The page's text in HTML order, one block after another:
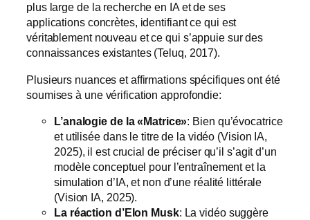
plus large de la recherche en IA et de ses
applications concrètes, identifiant ce qui est
véritablement nouveau et ce qui s’appuie sur des
connaissances existantes (Teluq, 2017).
Plusieurs nuances et affirmations spécifiques ont été
soumises à une vérification approfondie:
L’analogie de la «Matrice»: Bien qu’évocatrice
et utilisée dans le titre de la vidéo (Vision IA,
2025), il est crucial de préciser qu’il s’agit d’un
modèle conceptuel pour l’entraînement et la
simulation d’IA, et non d’une réalité littérale
(Vision IA, 2025).
La réaction d’Elon Musk: La vidéo suggère